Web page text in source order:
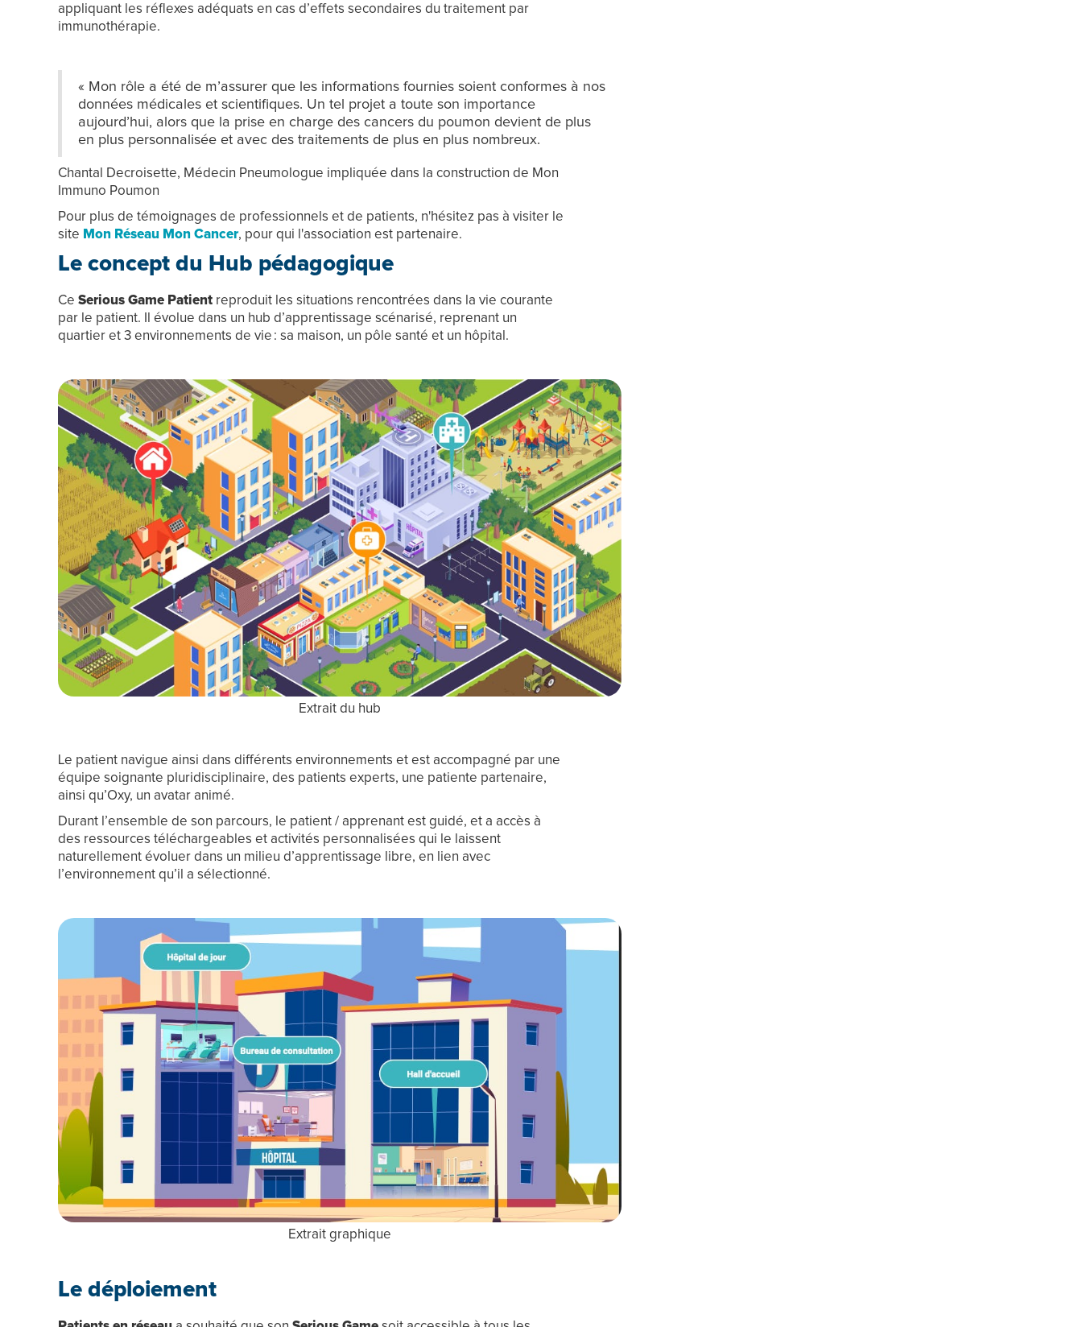
appliquant les réflexes adéquats en cas d’effets secondaires du traitement par
immunothérapie​.
« Mon rôle a été de m’assurer que les informations fournies soient conformes à nos
données médicales et scientifiques. Un tel projet a toute son importance
aujourd’hui, alors que la prise en charge des cancers du poumon devient de plus
en plus personnalisée et avec des traitements de plus en plus nombreux.
Chantal Decroisette, Médecin Pneumologue impliquée dans la construction de Mon
Immuno Poumon
Pour plus de témoignages de professionnels et de patients, n'hésitez pas à visiter le
site Mon Réseau Mon Cancer, pour qui l'association est partenaire.
Le concept du Hub pédagogique
Ce Serious Game Patient reproduit les situations rencontrées dans la vie courante
par le patient. Il évolue dans un hub d’apprentissage scénarisé, reprenant un
quartier et 3 environnements de vie : sa maison, un pôle santé et un hôpital.
Extrait du hub
Le patient navigue ainsi dans différents environnements et est accompagné par une
équipe soignante pluridisciplinaire, des patients experts, une patiente partenaire,
ainsi qu’Oxy, un avatar animé.
Durant l’ensemble de son parcours, le patient / apprenant est guidé, et a accès à
des ressources téléchargeables et activités personnalisées qui le laissent
naturellement évoluer dans un milieu d’apprentissage libre, en lien avec
l’environnement qu’il a sélectionné.
Extrait graphique
Le déploiement